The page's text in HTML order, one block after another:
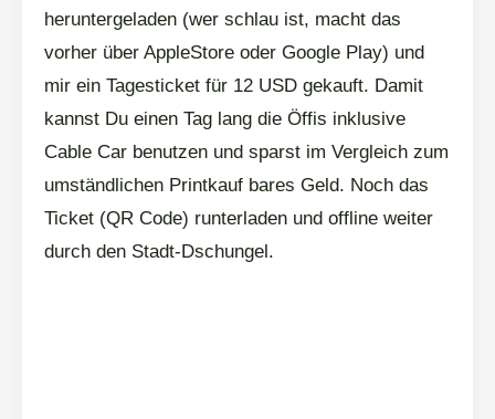
heruntergeladen (wer schlau ist, macht das
vorher über AppleStore oder Google Play) und
mir ein Tagesticket für 12 USD gekauft. Damit
kannst Du einen Tag lang die Öffis inklusive
Cable Car benutzen und sparst im Vergleich zum
umständlichen Printkauf bares Geld. Noch das
Ticket (QR Code) runterladen und offline weiter
durch den Stadt-Dschungel.